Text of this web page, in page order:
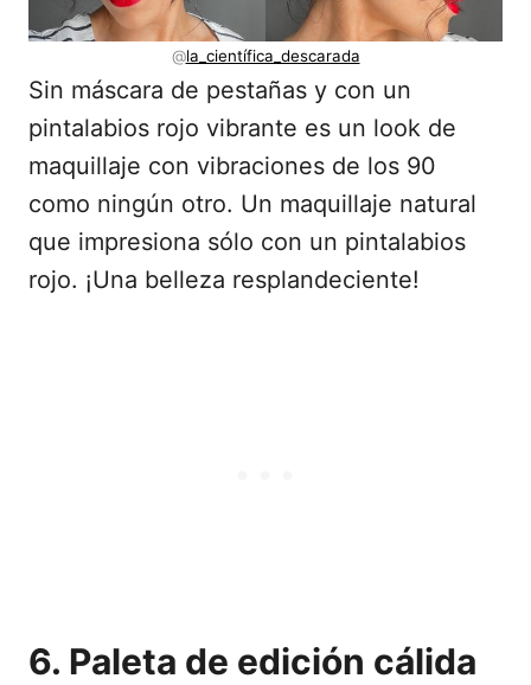
@la_científica_descarada
Sin máscara de pestañas y con un
pintalabios rojo vibrante es un look de
maquillaje con vibraciones de los 90
como ningún otro. Un maquillaje natural
que impresiona sólo con un pintalabios
rojo. ¡Una belleza resplandeciente!
6. Paleta de edición cálida